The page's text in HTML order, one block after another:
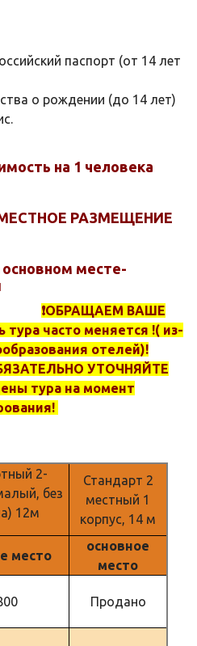
паспорт (от 14 лет
о рождении (до 14 лет)
на 1 человека
РАЗМЕЩЕНИЕ
основном месте-
❗️ОБРАЩАЕМ ВАШЕ
часто меняется !( из-
отелей)!
УТОЧНЯЙТЕ
тура на момент
2-
без
12м
Стандарт 2
местный 1
корпус, 14 м
место
основное
место
Продано